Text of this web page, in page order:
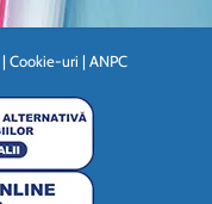
| Cookie-uri | ANPC